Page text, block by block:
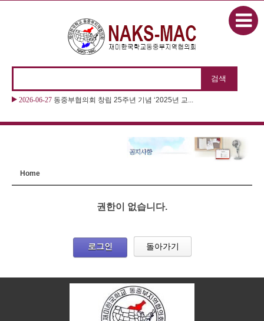
2026-06-27 동중부협의회 창립 25주년 기념 ‘2025년 교...
Home
권한이 없습니다.
로그인 돌아가기